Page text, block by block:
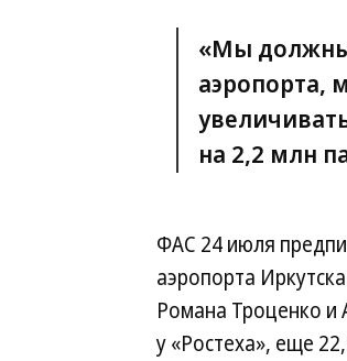
«Мы должны
аэропорта,
на 2,2 млн
ФАС 24 июля
аэропорта
Романа Троценко и
у «Ростеха», еще